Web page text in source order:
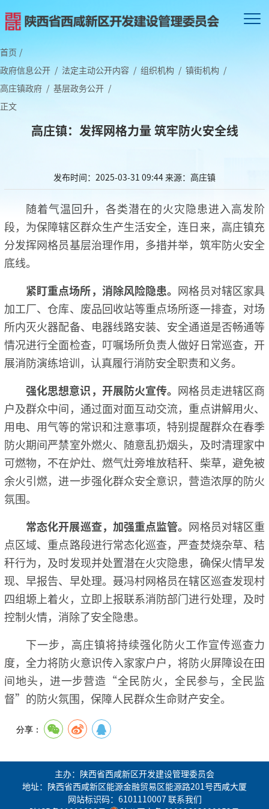
首页 /
政府信息公开 / 法定主动公开内容 / 组织机构 / 镇街机构 /
高庄镇政府 / 基层政务公开 /
正文
高庄镇：发挥网格力量 筑牢防火安全线
发布时间：2025-03-31 09:44来源：高庄镇
随着气温回升，各类潜在的火灾隐患进入高发阶
段，为保障辖区群众生产生活安全，连日来，高庄镇充
分发挥网格员基层治理作用，多措并举，筑牢防火安全
底线。
紧盯重点场所，消除风险隐患。 网格员对辖区家具
加工厂、仓库、废品回收站等重点场所逐一排查，对场
所内灭火器配备、电器线路安装、安全通道是否畅通等
情况进行全面检查，叮嘱场所负责人做好日常巡查，开
展消防演练培训，认真履行消防安全职责和义务。
强化思想意识，开展防火宣传。 网格员走进辖区商
户及群众中间，通过面对面互动交流，重点讲解用火、
用电、用气等的常识和注意事项，特别提醒群众在春季
防火期间严禁室外燃火、随意乱扔烟头，及时清理家中
可燃物，不在炉灶、燃气灶旁堆放秸秆、柴草，避免被
余火引燃，进一步强化群众安全意识，营造浓厚的防火
氛围。
常态化开展巡查，加强重点监管。 网格员对辖区重
点区域、重点路段进行常态化巡查，严查焚烧杂草、秸
秆行为，及时发现并处置潜在火灾隐患，确保火情早发
现、早报告、早处理。聂冯村网格员在辖区巡查发现村
四组塬上着火，立即上报联系消防部门进行处理，及时
控制火情，消除了安全隐患。
下一步，高庄镇将持续强化防火工作宣传巡查力
度，全力将防火意识传入家家户户，将防火屏障设在田
间地头，进一步营造“全民防火，全民参与，全民监
督”的防火氛围，保障人民群众生命财产安全。
分享：
主办：陕西省西咸新区开发建设管理委员会
地址：陕西省西咸新区能源金融贸易区能源路201号西咸大厦
网站标识码：6101110007 联系我们